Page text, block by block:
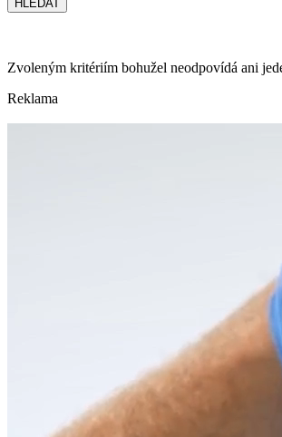
Zvoleným kritériím bohužel neodpovídá ani
Reklama